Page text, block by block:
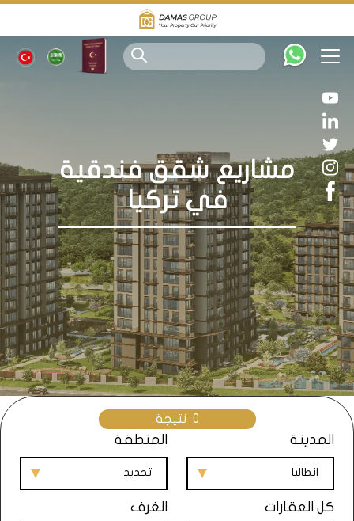
مشاريع شقق فندقية
في تركيا
0 نتيجة
المدينة
انطاليا
المنطقة
تحديد
كل العقارات الغرف